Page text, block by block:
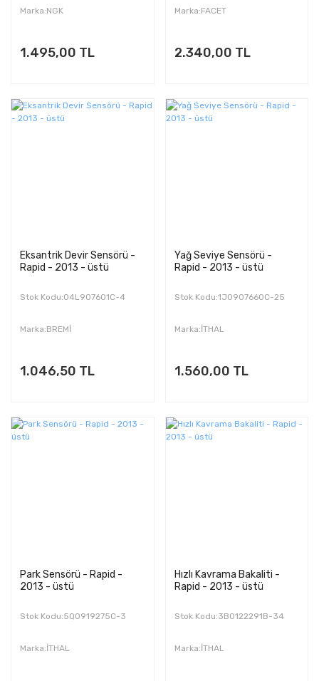
Marka:NGK
1.495,00 TL
Marka:FACET
2.340,00 TL
Eksantrik Devir Sensörü -
Rapid - 2013 - üstü
Stok Kodu:04L907601C-4
Marka:BREMİ
1.046,50 TL
Yağ Seviye Sensörü -
Rapid - 2013 - üstü
Stok Kodu:1J0907660C-25
Marka:İTHAL
1.560,00 TL
Park Sensörü - Rapid -
2013 - üstü
Stok Kodu:5Q0919275C-3
Marka:İTHAL
Hızlı Kavrama Bakaliti -
Rapid - 2013 - üstü
Stok Kodu:3B0122291B-34
Marka:İTHAL